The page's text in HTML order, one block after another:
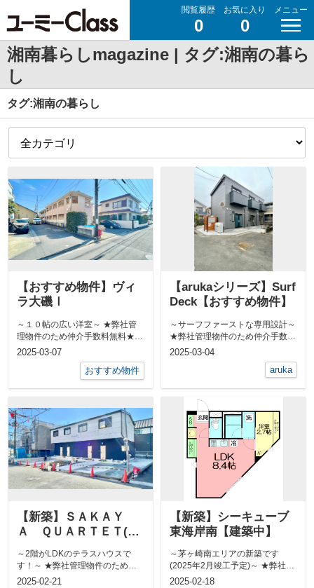
閲覧履歴
0
お気に入り
0
メニュー
湘南暮らしmagazine | タグ:湘南の暮ら
し
タグ:湘南の暮らし
【おすすめ物件】ヴィ
ラ大磯Ⅰ
～１０帖の広い洋室～ ★弊社管
理物件のため仲介手数料無料★
敷地内に屋外シャワー付いてま...
2025-03-07
おすすめ物件
【arukaシリーズ】Surf
Deck【おすすめ物件】
～サーフファーストな専用設計～
★弊社管理物件のため仲介手数料
無料★ 敷地内に屋外シャワ...
2025-03-04
aruka
【新築】ＳＡＫＡＹ
Ａ ＱＵＡＲＴＥＴ(工
事中)【arukaシリー
ズ】
～2階がLDKのテラスハウスで
す！～ ★弊社管理物件のため仲
2025-02-21
【新築】シーキューブ
東海岸南【建築中】
～茅ヶ崎南エリアの新築です
(2025年2月竣工予定)～ ★弊社管
理物件のため仲介手数料無料★ ...
2025-02-18